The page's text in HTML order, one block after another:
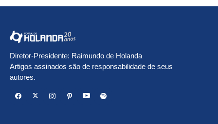
Diretor-Presidente: Raimundo de Holanda
Artigos assinados são de responsabilidade de seus
autores.